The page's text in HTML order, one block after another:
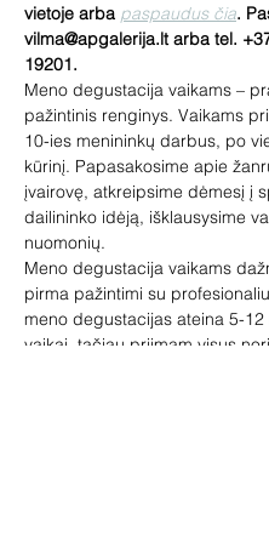
vietoje arba paspaudus čia.
vilma@apgalerija.lt arba tel.
19201.
Meno degustacija vaikams –
pažintinis renginys. Vaikams
10-ies menininkų darbus, po
kūrinį. Papasakosime apie
įvairovę, atkreipsime dėmesį į
dailininko idėją, išklausysime
nuomonių.
Meno degustacija vaikams
pirma pažintimi su
meno degustacijas ateina 5-12
vaikai, tačiau priimam visus